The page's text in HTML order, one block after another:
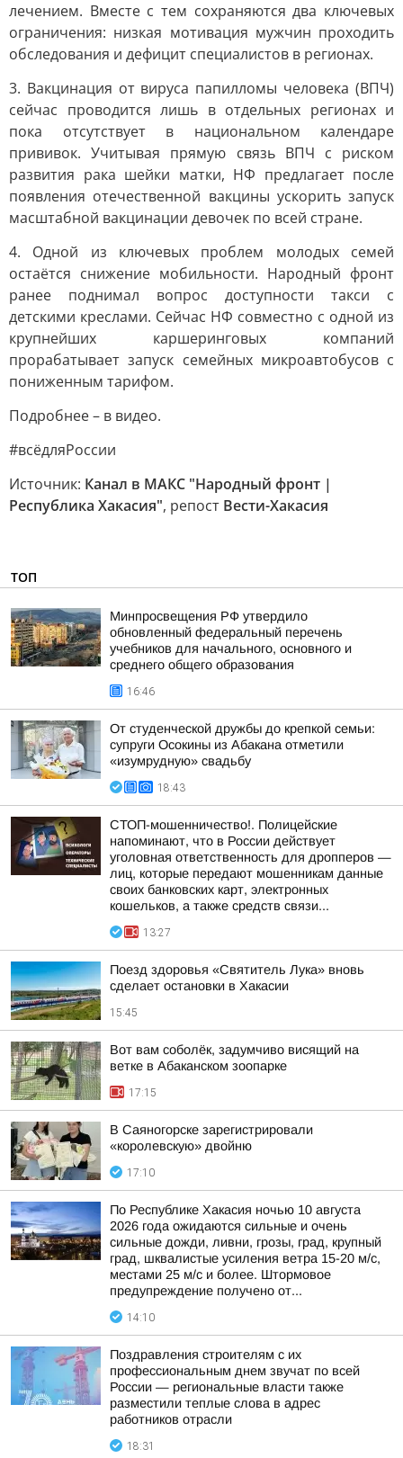
лечением. Вместе с тем сохраняются два ключевых
ограничения: низкая мотивация мужчин проходить
обследования и дефицит специалистов в регионах.
3. Вакцинация от вируса папилломы человека (ВПЧ)
сейчас проводится лишь в отдельных регионах и
пока отсутствует в национальном календаре
прививок. Учитывая прямую связь ВПЧ с риском
развития рака шейки матки, НФ предлагает после
появления отечественной вакцины ускорить запуск
масштабной вакцинации девочек по всей стране.
4. Одной из ключевых проблем молодых семей
остаётся снижение мобильности. Народный фронт
ранее поднимал вопрос доступности такси с
детскими креслами. Сейчас НФ совместно с одной из
крупнейших каршеринговых компаний
прорабатывает запуск семейных микроавтобусов с
пониженным тарифом.
Подробнее – в видео.
#всёдляРоссии
Источник: Канал в МАКС "Народный фронт |
Республика Хакасия", репост Вести-Хакасия
ТОП
Минпросвещения РФ утвердило
обновленный федеральный перечень
учебников для начального, основного и
среднего общего образования
16:46
От студенческой дружбы до крепкой семьи:
супруги Осокины из Абакана отметили
«изумрудную» свадьбу
18:43
СТОП-мошенничество!. Полицейские
напоминают, что в России действует
уголовная ответственность для дропперов —
лиц, которые передают мошенникам данные
своих банковских карт, электронных
кошельков, а также средств связи...
13:27
Поезд здоровья «Святитель Лука» вновь
сделает остановки в Хакасии
15:45
Вот вам соболёк, задумчиво висящий на
ветке в Абаканском зоопарке
17:15
В Саяногорске зарегистрировали
«королевскую» двойню
17:10
По Республике Хакасия ночью 10 августа
2026 года ожидаются сильные и очень
сильные дожди, ливни, грозы, град, крупный
град, шквалистые усиления ветра 15-20 м/с,
местами 25 м/с и более. Штормовое
предупреждение получено от...
14:10
Поздравления строителям с их
профессиональным днем звучат по всей
России — региональные власти также
разместили теплые слова в адрес
работников отрасли
18:31